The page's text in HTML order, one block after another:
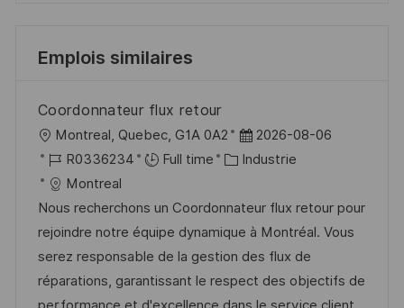
Emplois similaires
Coordonnateur flux retour
o
c
a
l
i
s
a
Montreal, Quebec, G1A 0A2
D
a
e
d
a
f
2026-08-06
R
é
f
é
r
e
n
R0336234 Full time
C
t
é
g
o
r
Industrie
Montreal
Nous recherchons un Coordonnateur flux retour pour
rejoindre notre équipe dynamique à Montréal. Vous
serez responsable de la gestion des flux de
réparations, garantissant le respect des objectifs de